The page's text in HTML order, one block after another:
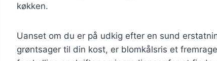
køkken.
Uanset om du er på udkig efter en sund
grøntsager til din kost, er blomkålsris et